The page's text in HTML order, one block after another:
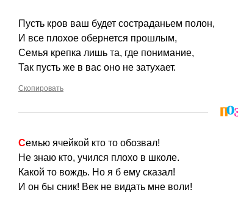
Пусть кров ваш будет состраданьем полон,
И все плохое обернется прошлым,
Семья крепка лишь та, где понимание,
Так пусть же в вас оно не затухает.
Скопировать
Семью ячейкой кто то обозвал!
Не знаю кто, учился плохо в школе.
Какой то вождь. Но я б ему сказал!
И он бы сник! Век не видать мне воли!